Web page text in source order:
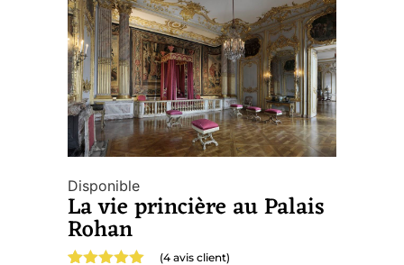
Disponible
La vie princière au Palais
Rohan
(4 avis client)